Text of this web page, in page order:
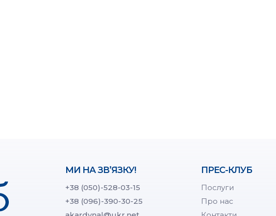
МИ НА ЗВ’ЯЗКУ!
+38 (050)-528-03-15
+38 (096)-390-30-25
ПРЕС-КЛУБ
Послуги
Про нас